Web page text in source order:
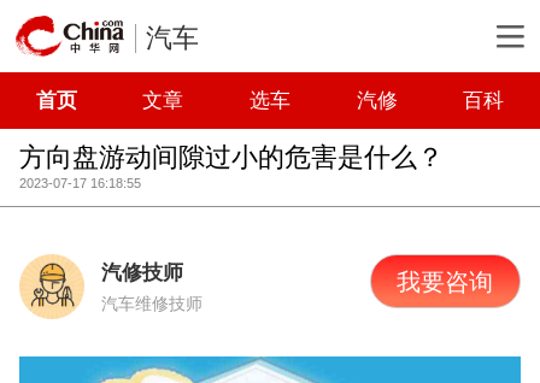
汽车
首页 文章 选车 汽修 百科
方向盘游动间隙过小的危害是什么？
2023-07-17 16:18:55
汽修技师
汽车维修技师
我要咨询